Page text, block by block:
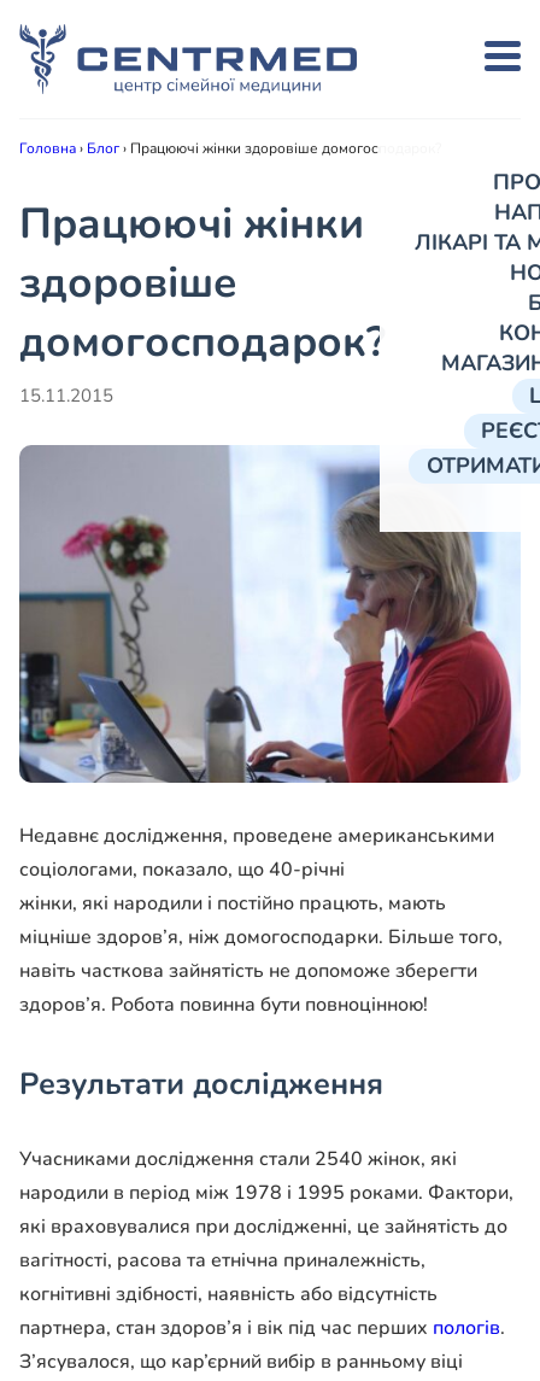
ЛІКАРІ
Головна› Блог› Працюючі жінки здоровіше домогосподарок?
Працюючі жінки
здоровіше
домогосподарок?
15.11.2015
Недавнє дослідження, проведене американськими
соціологами, показало, що 40-річні
жінки, які народили і постійно працють, мають
міцніше здоров’я, ніж домогосподарки. Більше того,
навіть часткова зайнятість не допоможе зберегти
здоров’я. Робота повинна бути повноцінною!
Результати дослідження
Учасниками дослідження стали 2540 жінок, які
народили в період між 1978 і 1995 роками. Фактори,
які враховувалися при дослідженні, це зайнятість до
вагітності, расова та етнічна приналежність,
когнітивні здібності, наявність або відсутність
партнера, стан здоров’я і вік під час перших пологів.
З’ясувалося, що кар’єрний вибір в ранньому віці